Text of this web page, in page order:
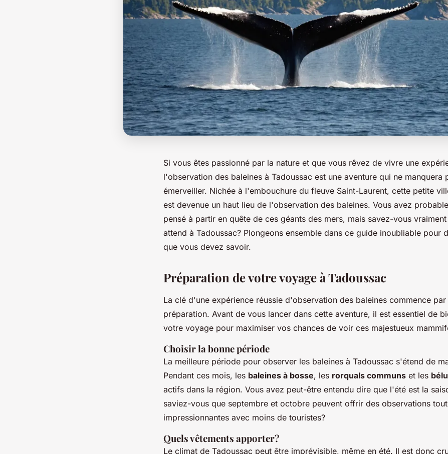
Si vous êtes passionné par la nature et que vous rêvez de vivre une
l'observation des baleines à Tadoussac est une aventure qui ne manquera
émerveiller. Nichée à l'embouchure du fleuve Saint-Laurent, cette petite
est devenue un haut lieu de l'observation des baleines. Vous avez
pensé à partir en quête de ces géants des mers, mais savez-vous
attend à Tadoussac? Plongeons ensemble dans ce guide inoubliable pour
que vous devez savoir.
Préparation de votre voyage à Tadoussac
La clé d'une expérience réussie d'observation des baleines commence par
préparation. Avant de vous lancer dans cette aventure, il est essentiel de
votre voyage pour maximiser vos chances de voir ces majestueux
Choisir la bonne période
La meilleure période pour observer les baleines à Tadoussac s'étend de
Pendant ces mois, les baleines à bosse, les rorquals communs et les
actifs dans la région. Vous avez peut-être entendu dire que l'été est la
saviez-vous que septembre et octobre peuvent offrir des observations
impressionnantes avec moins de touristes?
Quels vêtements apporter?
Le climat de Tadoussac peut être imprévisible, même en été. Il est donc